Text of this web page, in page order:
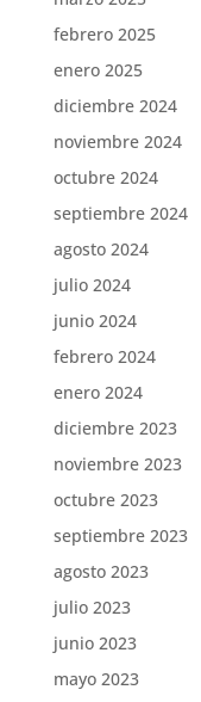
febrero 2025
enero 2025
diciembre 2024
noviembre 2024
octubre 2024
septiembre 2024
agosto 2024
julio 2024
junio 2024
febrero 2024
enero 2024
diciembre 2023
noviembre 2023
octubre 2023
septiembre 2023
agosto 2023
julio 2023
junio 2023
mayo 2023